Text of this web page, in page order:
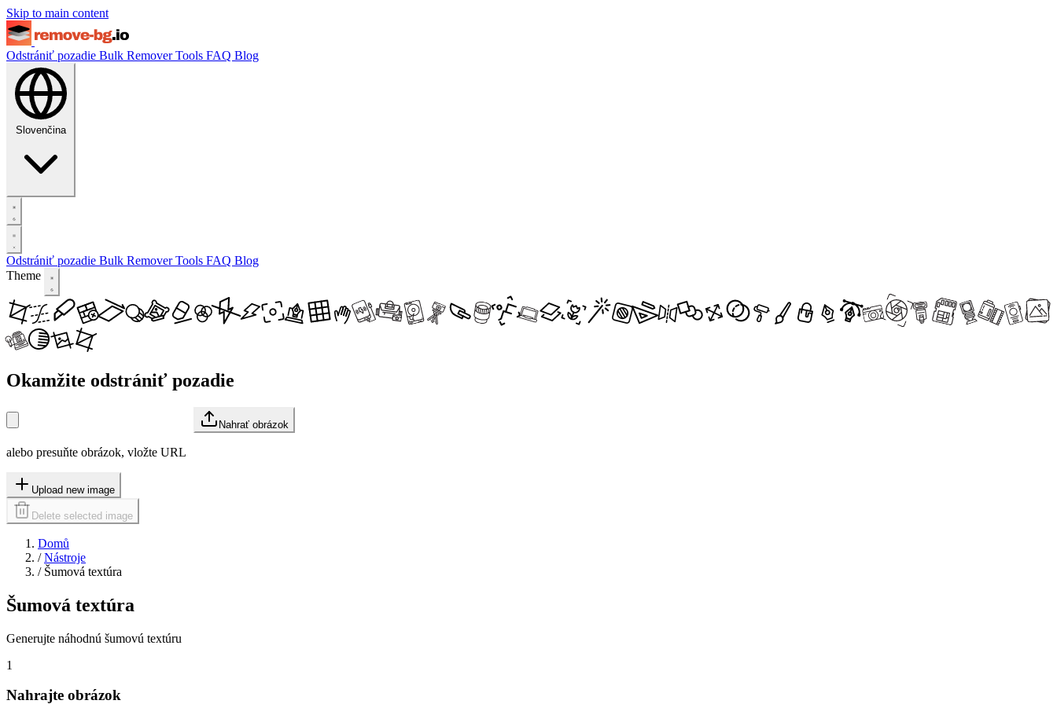
Skip to main content
Odstrániť pozadie Bulk RemoverTools FAQ Blog
Slovenčina
Odstrániť pozadie Bulk RemoverTools FAQ Blog
Theme
Okamžite odstrániť pozadie
Nahrať obrázok
alebo presuňte obrázok, vložte URL
Upload new image
Delete selected image
Domů
/ Nástroje
/ Šumová textúra
Šumová textúra
Generujte náhodnú šumovú textúru
1
Nahrajte obrázok